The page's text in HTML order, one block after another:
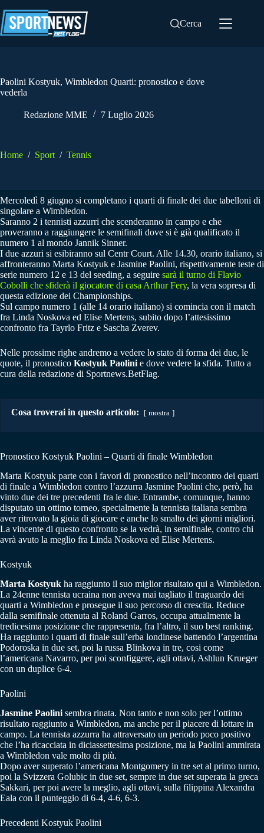
al
contenuto
Cerca
Paolini Kostyuk, Wimbledon Quarti: pronostico e dove
vederla
Redazione MME 7 Luglio 2026
Home / Sport / Tennis
Mercoledì 8 giugno si completano i quarti di finale dei due tabelloni di
singolare a Wimbledon.
Saranno 2 i tennisti azzurri che scenderanno in campo e che
proveranno a raggiungere le semifinali dove si è già qualificato il
numero 1 al mondo Jannik Sinner.
I due azzuri si esibiranno sul Centr Court. Alle 14.30, orario italiano, si
affronteranno Marta Kostyuk e Jasmine Paolini, rispettivamente teste di
serie numero 12 e 13 del seeding, a seguire sarà il turno di Flavio
Cobolli che sfiderà il giocatore di casa Arthur Fery, la vera sopresa di
questa edizione dei Championships.
Sul campo numero 1 (alle 14 orario italiano) si comincia con il match
fra Linda Noskova ed Elise Mertens, subito dopo l’attesissimo
confronto fra Tayrlo Fritz e Sascha Zverev.
Nelle prossime righe andremo a vedere lo stato di forma dei due, le
quote, il pronostico Kostyuk Paolini e dove vedere la sfida. Tutto a
cura della redazione di Sportnews.BetFlag.
Cosa troverai in questo articolo: mostra
Pronostico Kostyuk Paolini – Quarti di finale Wimbledon
Marta Kostyuk parte con i favori di pronostico nell’incontro dei quarti
di finale a Wimbledon contro l’azzurra Jasmine Paolini che, però, ha
vinto due dei tre precedenti fra le due. Entrambe, comunque, hanno
disputato un ottimo torneo, specialmente la tennista italiana sembra
aver ritrovato la gioia di giocare e anche lo smalto dei giorni migliori.
La vincente di questo confronto se la vedrà, in semifinale, contro chi
avrà avuto la meglio fra Linda Noskova ed Elise Mertens.
Kostyuk
Marta Kostyuk ha raggiunto il suo miglior risultato qui a Wimbledon.
La 24enne tennista ucraina non aveva mai tagliato il traguardo dei
quarti a Wimbledon e prosegue il suo percorso di crescita. Reduce
dalla semifinale ottenuta al Roland Garros, occupa attualmente la
tredicesima posizione che rappresenta, fra l’altro, il suo best ranking.
Ha raggiunto i quarti di finale sull’erba londinese battendo l’argentina
Podoroska in due set, poi la russa Blinkova in tre, cosi come
l’americana Navarro, per poi sconfiggere, agli ottavi, Ashlun Krueger
con un duplice 6-4.
Paolini
Jasmine Paolini sembra rinata. Non tanto e non solo per l’ottimo
risultato raggiunto a Wimbledon, ma anche per il piacere di lottare in
campo. La tennista azzurra ha attraversato un periodo poco positivo
che l’ha ricacciata in diciassettesima posizione, ma la Paolini ammirata
a Wimbledon vale molto di più.
Dopo aver superato l’americana Montgomery in tre set al primo turno,
poi la Svizzera Golubic in due set, sempre in due set superata la greca
Sakkari, per poi avere la meglio, agli ottavi, sulla filippina Alexandra
Eala con il punteggio di 6-4, 4-6, 6-3.
Precedenti Kostyuk Paolini